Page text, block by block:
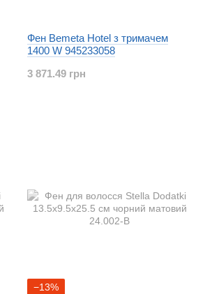
Фен Bemeta Hotel з тримачем
1400 W 945233058
3 871.49 грн
−13%